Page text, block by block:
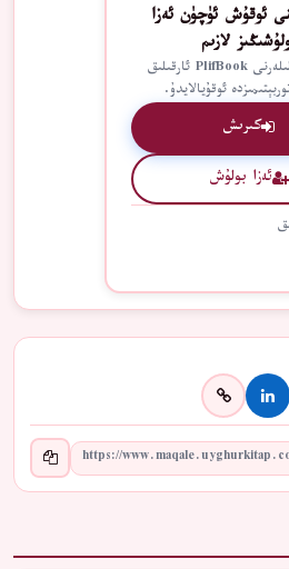
ئوقۇش ئۈچۈن ئەزا
لازىم
ئەزالار ماقالىلەرنى PlifBook ئارقىلىق
ئوقۇيالايدۇ.
كىرىش
ئەزا بولۇش